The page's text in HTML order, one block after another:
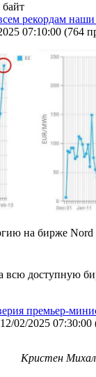
байт
рекордам наши
07:10:00 (764
на бирже
всю доступную
премьер-
02/2025 07:30:00
Кристен